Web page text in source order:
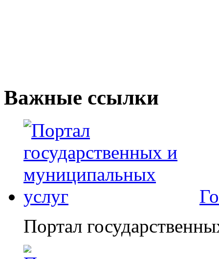
Важные ссылки
Портал